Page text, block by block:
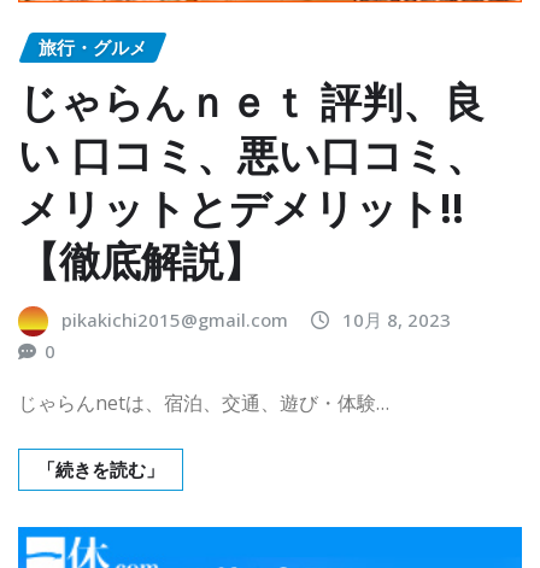
旅行・グルメ
じゃらんｎｅｔ 評判、良
い 口コミ、悪い口コミ、
メリットとデメリット!!
【徹底解説】
pikakichi2015@gmail.com
10月 8, 2023
0
じゃらんnetは、宿泊、交通、遊び・体験…
「続きを読む」